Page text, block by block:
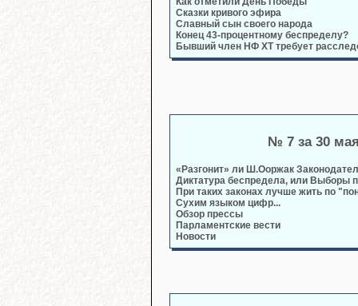
Сказки кривого эфира
Славный сын своего народа
Конец 43-процентному беспределу?
Бывший член НФ ХТ требует
№ 7 за 30
«Разгонит» ли Ш.Ооржак
Диктатура беспредела, или Выборы
При таких законах лучше жить по
Сухим языком цифр...
Обзор прессы
Парламентские вести
Новости